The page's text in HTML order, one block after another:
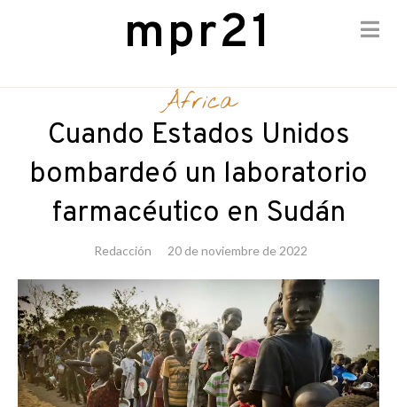
mpr21
África
Cuando Estados Unidos
bombardeó un laboratorio
farmacéutico en Sudán
Redacción 20 de noviembre de 2022